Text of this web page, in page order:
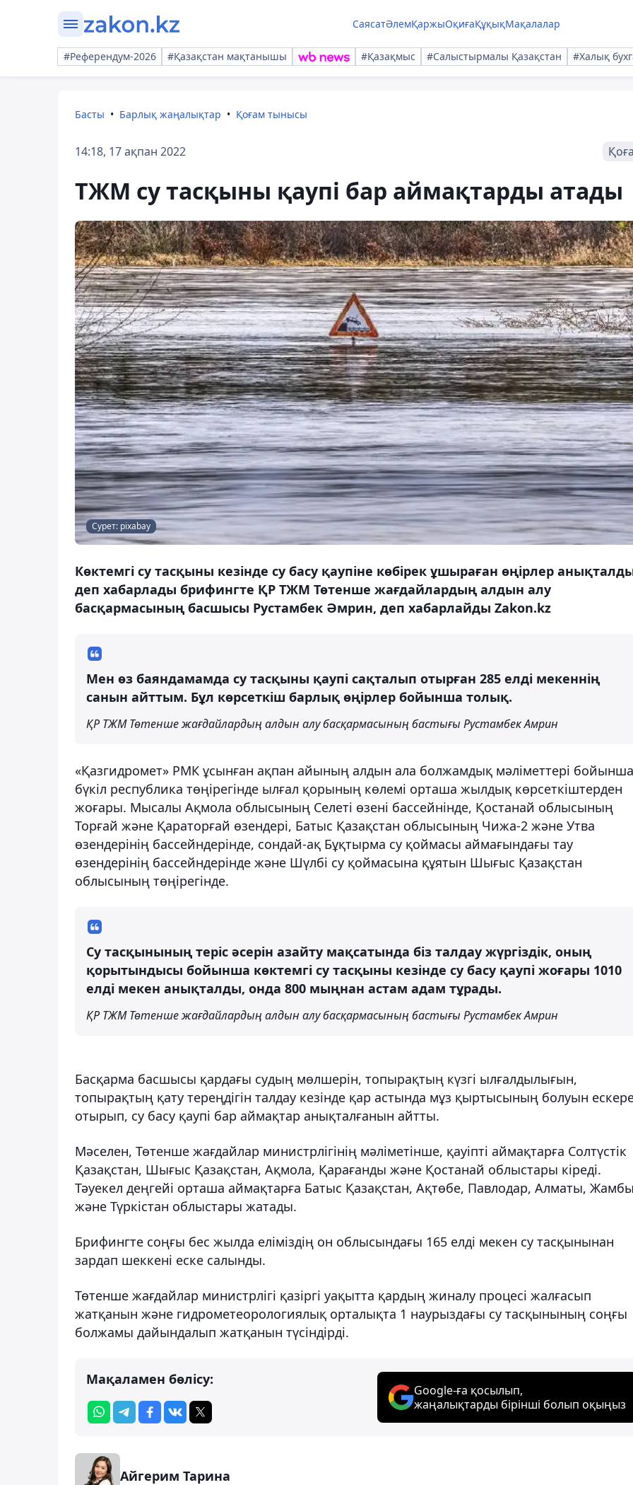
СаясатӘлемҚаржыОқиғаҚұқықМақалалар
#Референдум-2026 #Қазақстан мақтанышы #Қазақмыс #Салыстырмалы Қазақстан #Халық
Басты Барлық жаңалықтар Қоғам тынысы
14:18, 17 ақпан 2022
ТЖМ су тасқыны қаупі бар аймақтарды атады
Сурет: pixabay
Көктемгі су тасқыны кезінде су басу қаупіне көбірек ұшыраған өңірлер
деп хабарлады брифингте ҚР ТЖМ Төтенше жағдайлардың алдын алу
басқармасының басшысы Рустамбек Әмрин, деп хабарлайды Zakon.kz
Мен өз баяндамамда су тасқыны қаупі сақталып отырған 285 елді мекеннің
санын айттым. Бұл көрсеткіш барлық өңірлер бойынша толық.
ҚР ТЖМ Төтенше жағдайлардың алдын алу басқармасының бастығы Рустамбек Амрин
«Қазгидромет» РМК ұсынған ақпан айының алдын ала болжамдық мәліметтері
бүкіл республика төңірегінде ылғал қорының көлемі орташа жылдық көрсеткіштерден
жоғары. Мысалы Ақмола облысының Селеті өзені бассейнінде, Қостанай облысының
Торғай және Қараторғай өзендері, Батыс Қазақстан облысының Чижа-2 және Утва
өзендерінің бассейндерінде, сондай-ақ Бұқтырма су қоймасы аймағындағы тау
өзендерінің бассейндерінде және Шүлбі су қоймасына құятын Шығыс Қазақстан
облысының төңірегінде.
Су тасқынының теріс әсерін азайту мақсатында біз талдау жүргіздік, оның
қорытындысы бойынша көктемгі су тасқыны кезінде су басу қаупі жоғары 1010
елді мекен анықталды, онда 800 мыңнан астам адам тұрады.
ҚР ТЖМ Төтенше жағдайлардың алдын алу басқармасының бастығы Рустамбек Амрин
Басқарма басшысы қардағы судың мөлшерін, топырақтың күзгі ылғалдылығын,
топырақтың қату тереңдігін талдау кезінде қар астында мұз қыртысының болуын
отырып, су басу қаупі бар аймақтар анықталғанын айтты.
Мәселен, Төтенше жағдайлар министрлігінің мәліметінше, қауіпті аймақтарға Солтүстік
Қазақстан, Шығыс Қазақстан, Ақмола, Қарағанды ​​және Қостанай облыстары кіреді.
Тәуекел деңгейі орташа аймақтарға Батыс Қазақстан, Ақтөбе, Павлодар, Алматы,
және Түркістан облыстары жатады.
Брифингте соңғы бес жылда еліміздің он облысындағы 165 елді мекен су тасқынынан
зардап шеккені еске салынды.
Төтенше жағдайлар министрлігі қазіргі уақытта қардың жиналу процесі жалғасып
жатқанын және гидрометеорологиялық орталықта 1 наурыздағы су тасқынының соңғы
болжамы дайындалып жатқанын түсіндірді.
Мақаламен бөлісу:
Google-ға қосылып,
жаңалықтарды бірінші болып оқыңыз
Айгерим Тарина